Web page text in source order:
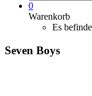
0
Warenkorb
Es
Seven Boys